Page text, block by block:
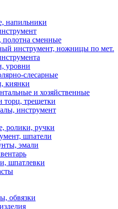
напильники
полотна сменные
инструмент, ножницы по мет.
уровни
слесарные
киянки
и хозяйственные
торц, трещетки
инструмент
ролики, ручки
шпатели
эмали
шпатлевки
обвязки